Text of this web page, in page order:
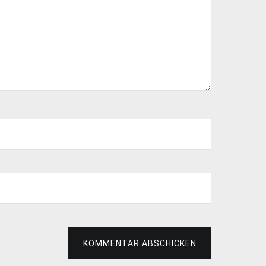
KOMMENTAR ABSCHICKEN